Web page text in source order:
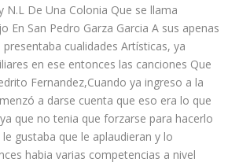
N.L De Una Colonia Que se llama
En San Pedro Garza Garcia A sus apenas
cualidades Artísticas, ya
en ese entonces las canciones Que
Fernandez,Cuando ya ingreso a la
a darse cuenta que eso era lo que
que no tenia que forzarse para hacerlo
gustaba que le aplaudieran y lo
habia varias competencias a nivel